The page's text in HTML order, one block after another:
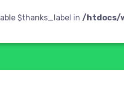
$thanks_label in /htdocs/